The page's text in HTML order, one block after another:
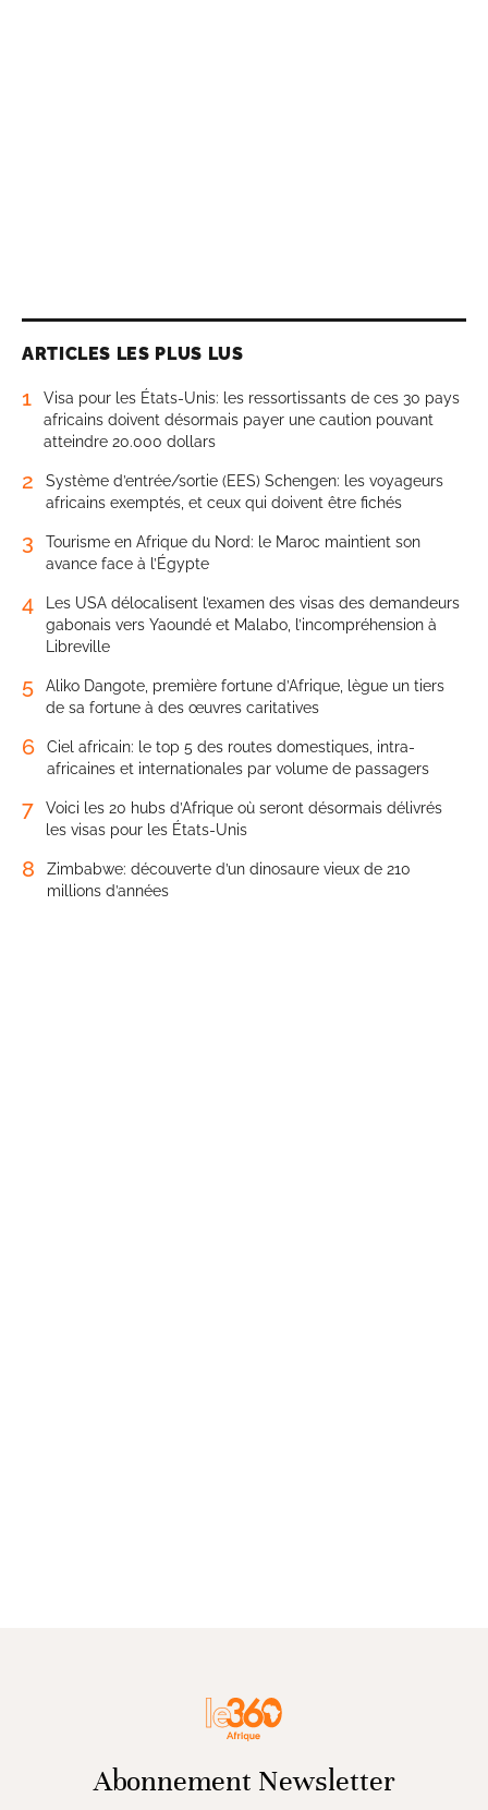
ARTICLES LES PLUS LUS
1
Visa pour les États-Unis: les ressortissants de ces 30 pays
africains doivent désormais payer une caution pouvant
atteindre 20.000 dollars
2
Système d’entrée/sortie (EES) Schengen: les voyageurs
africains exemptés, et ceux qui doivent être fichés
3
Tourisme en Afrique du Nord: le Maroc maintient son
avance face à l’Égypte
4
Les USA délocalisent l’examen des visas des demandeurs
gabonais vers Yaoundé et Malabo, l’incompréhension à
Libreville
5
Aliko Dangote, première fortune d’Afrique, lègue un tiers
de sa fortune à des œuvres caritatives
6
Ciel africain: le top 5 des routes domestiques, intra-
africaines et internationales par volume de passagers
7
Voici les 20 hubs d’Afrique où seront désormais délivrés
les visas pour les États-Unis
8
Zimbabwe: découverte d’un dinosaure vieux de 210
millions d’années
Abonnement Newsletter